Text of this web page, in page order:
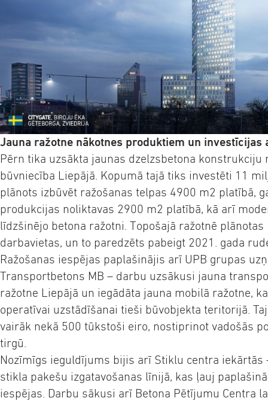
Jauna ražotne nākotnes produktiem un investīcijas
Pērn tika uzsākta jaunas dzelzsbetona konstrukciju
būvniecība Liepājā. Kopumā tajā tiks investēti 11
plānots izbūvēt ražošanas telpas 4900 m2 platībā,
produkcijas noliktavas 2900 m2 platībā, kā arī
līdzšinējo betona ražotni. Topošajā ražotnē plānotas
darbavietas, un to paredzēts pabeigt 2021. gada
Ražošanas iespējas paplašinājis arī UPB grupas
Transportbetons MB – darbu uzsākusi jauna
ražotne Liepājā un iegādāta jauna mobilā ražotne,
operatīvai uzstādīšanai tieši būvobjekta teritorijā.
vairāk nekā 500 tūkstoši eiro, nostiprinot vadošās
tirgū.
Nozīmīgs ieguldījums bijis arī Stiklu centra iekārtās
stikla pakešu izgatavošanas līnijā, kas ļauj
iespējas. Darbu sākusi arī Betona Pētījumu Centra